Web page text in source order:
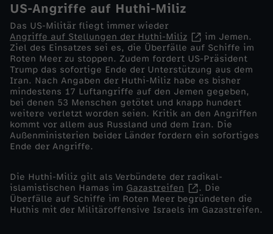
e
i
m
G
r
u
p
US-Angriffe auf Huthi-Miliz
Das US-Militär fliegt immer wieder
Angriffe auf Stellungen der Huthi-Miliz
im Jemen.
Ziel des Einsatzes sei es, die Überfälle auf Schiffe im
Roten Meer zu stoppen. Zudem fordert US-Präsident
Trump das sofortige Ende der Unterstützung aus dem
Iran. Nach Angaben der Huthi-Miliz habe es bisher
mindestens 17 Luftangriffe auf den Jemen gegeben,
bei denen 53 Menschen getötet und knapp hundert
weitere verletzt worden seien. Kritik an den Angriffen
kommt vor allem aus Russland und dem Iran. Die
Außenministerien beider Länder fordern ein sofortiges
Ende der Angriffe.
Die Huthi-Miliz gilt als Verbündete der radikal-
islamistischen Hamas im Gazastreifen
. Die
Überfälle auf Schiffe im Roten Meer begründeten die
Huthis mit der Militäroffensive Israels im Gazastreifen.